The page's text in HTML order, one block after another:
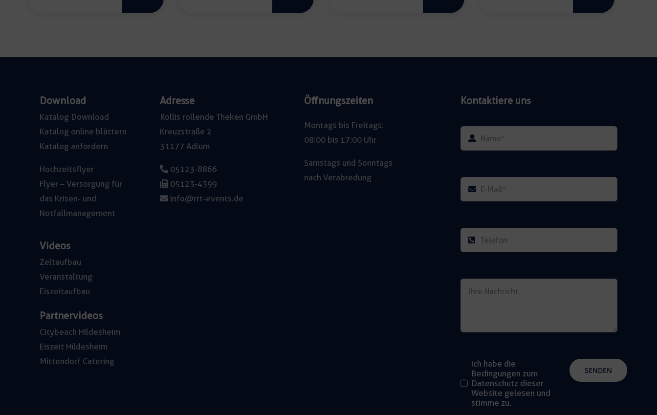
Download
Katalog Download
Katalog online blättern
Katalog anfordern
Hochzeitsflyer
Flyer – Versorgung für
das Krisen- und
Notfallmanagement
Videos
Zeltaufbau
Veranstaltung
Eiszeitaufbau
Partnervideos
Citybeach Hildesheim
Eiszeit Hildesheim
Mittendorf Catering
Adresse
Rollis rollende Theken GmbH
Kreuzstraße 2
31177 Adlum
05123-8866
05123-4399
info@rrt-events.de
Öffnungszeiten
Montags bis Freitags:
08:00 bis 17:00 Uhr
Samstags und Sonntags
nach Verabredung
Kontaktiere uns
Ich habe die
Bedingungen zum
Datenschutz dieser
Website gelesen und
stimme zu.
SENDEN